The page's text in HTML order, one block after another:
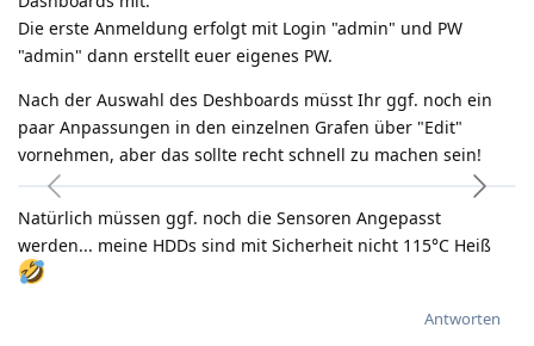
Die erste Anmeldung erfolgt mit Login "admin" und PW
"admin" dann erstellt euer eigenes PW.
Nach der Auswahl des Deshboards müsst Ihr ggf. noch ein
paar Anpassungen in den einzelnen Grafen über "Edit"
vornehmen, aber das sollte recht schnell zu machen sein!
Natürlich müssen ggf. noch die Sensoren Angepasst
werden... meine HDDs sind mit Sicherheit nicht 115°C Heiß
Antworten